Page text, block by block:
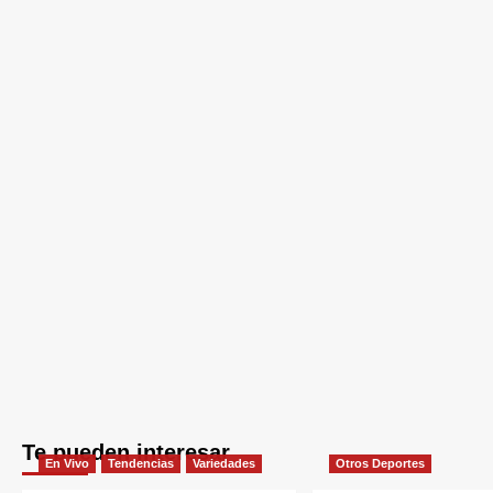
Te pueden interesar
En Vivo Tendencias Variedades Otros Deportes